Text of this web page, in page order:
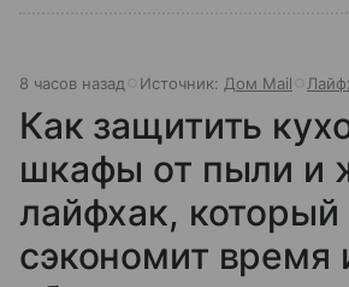
8 часов назад Источник: Дом Mail
Как защитить
шкафы от пыли и
лайфхак, который
сэкономит время